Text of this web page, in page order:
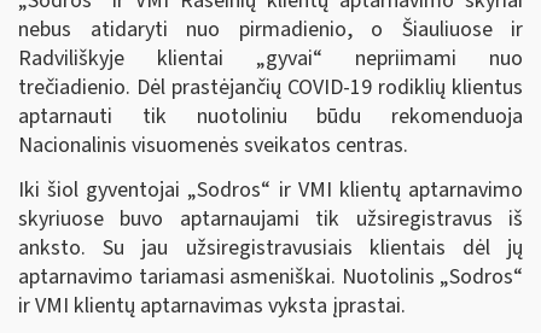
nebus atidaryti nuo pirmadienio, o Šiauliuose ir
Radviliškyje klientai „gyvai“ nepriimami nuo
trečiadienio. Dėl prastėjančių COVID-19 rodiklių klientus
aptarnauti tik nuotoliniu būdu rekomenduoja
Nacionalinis visuomenės sveikatos centras.
Iki šiol gyventojai „Sodros“ ir VMI klientų aptarnavimo
skyriuose buvo aptarnaujami tik užsiregistravus iš
anksto. Su jau užsiregistravusiais klientais dėl jų
aptarnavimo tariamasi asmeniškai. Nuotolinis „Sodros“
ir VMI klientų aptarnavimas vyksta įprastai.